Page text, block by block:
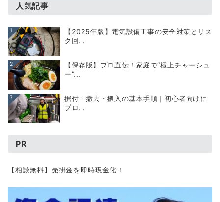
人気記事
1
【2025年版】電気設備工事の安全対策とリス
ク回...
2
【保存版】プロ直伝！家庭で“極上チャーシュ
ー”...
3
据付・撤去・搬入の基本手順｜初心者向けに
プロ...
PR
【相談無料】売掛金を即時現金化！